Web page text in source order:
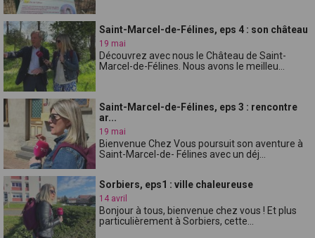
Saint-Marcel-de-Félines, eps 4 : son château
19 mai
Découvrez avec nous le Château de Saint-
Marcel-de-Félines. Nous avons le meilleu...
Saint-Marcel-de-Félines, eps 3 : rencontre
ar...
19 mai
Bienvenue Chez Vous poursuit son aventure à
Saint-Marcel-de- Félines avec un déj...
Sorbiers, eps1 : ville chaleureuse
14 avril
Bonjour à tous, bienvenue chez vous ! Et plus
particulièrement à Sorbiers, cette...